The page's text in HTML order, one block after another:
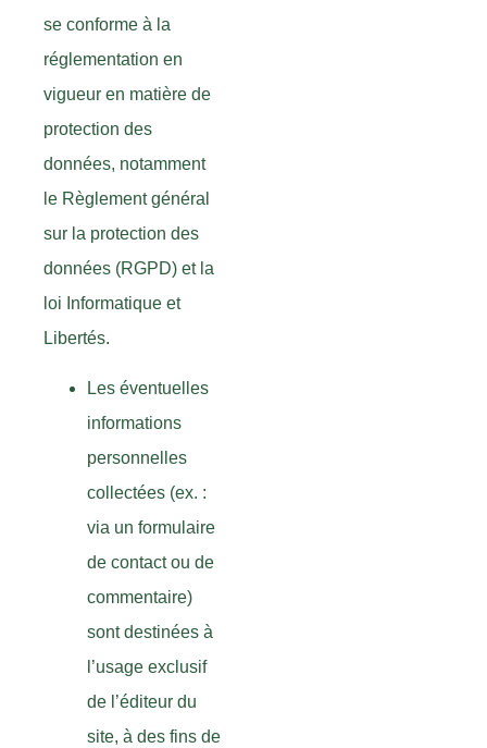
se conforme à la
réglementation en
vigueur en matière de
protection des
données, notamment
le Règlement général
sur la protection des
données (RGPD) et la
loi Informatique et
Libertés.
Les éventuelles
informations
personnelles
collectées (ex. :
via un formulaire
de contact ou de
commentaire)
sont destinées à
l’usage exclusif
de l’éditeur du
site, à des fins de